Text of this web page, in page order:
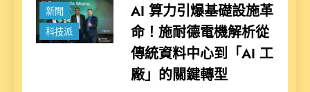
新聞
科技派
AI 算力引爆基礎設施革
命！施耐德電機解析從
傳統資料中心到「AI 工
廠」的關鍵轉型